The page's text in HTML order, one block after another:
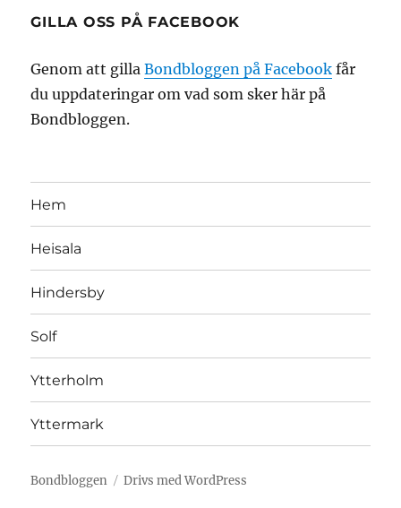
GILLA OSS PÅ FACEBOOK
Genom att gillaBondbloggen på Facebook får
du uppdateringar om vad som sker här på
Bondbloggen.
Hem
Heisala
Hindersby
Solf
Ytterholm
Yttermark
Bondbloggen Drivs med WordPress